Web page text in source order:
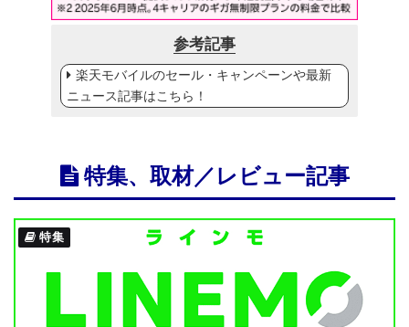
参考記事
楽天モバイルのセール・キャンペーンや最新
ニュース記事はこちら！
特集、取材／レビュー記事
特集